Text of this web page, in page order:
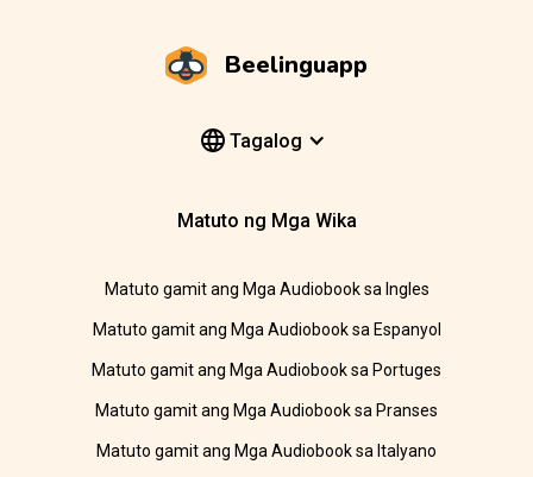
Beelinguapp
Tagalog
Matuto ng Mga Wika
Matuto gamit ang Mga Audiobook sa Ingles
Matuto gamit ang Mga Audiobook sa Espanyol
Matuto gamit ang Mga Audiobook sa Portuges
Matuto gamit ang Mga Audiobook sa Pranses
Matuto gamit ang Mga Audiobook sa Italyano